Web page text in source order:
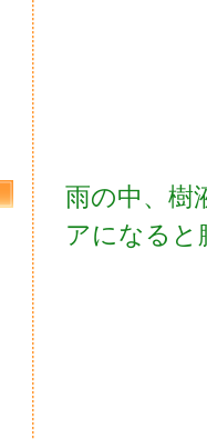
雨の中、樹
アになると